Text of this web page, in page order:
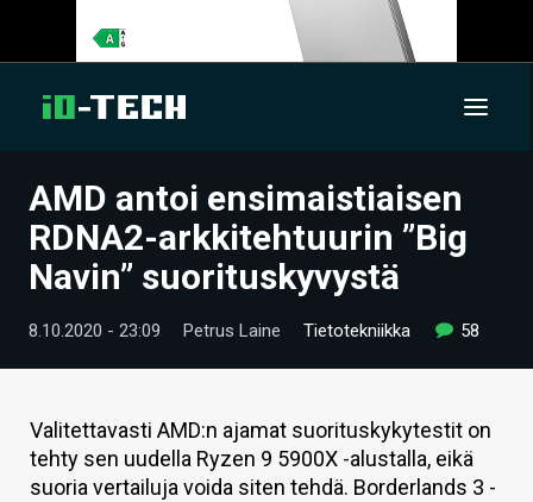
UUTISET
ARTIKKELIT
VIDEOT
TECHBBS
TIETOA
HINTA.FI
AMD antoi ensimaistiaisen
RDNA2-arkkitehtuurin ”Big
Navin” suorituskyvystä
8.10.2020 - 23:09 Petrus Laine Tietotekniikka 58
Valitettavasti AMD:n ajamat suorituskykytestit on
tehty sen uudella Ryzen 9 5900X -alustalla, eikä
suoria vertailuja voida siten tehdä. Borderlands 3 -